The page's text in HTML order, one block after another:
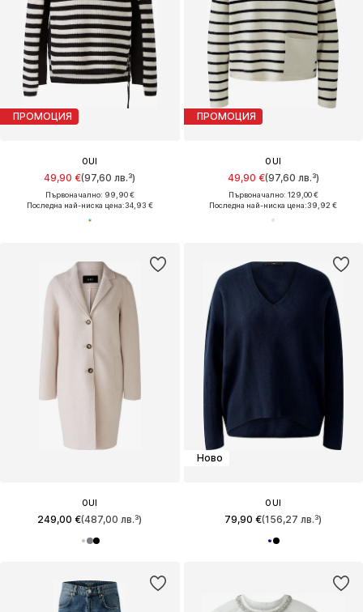
ПРОМОЦИЯ
OUI
49,90 €(97,60 лв.³)
Първоначално: 99,90 €
Последна най-ниска цена:34,93 €
ПРОМОЦИЯ
OUI
49,90 €(97,60 лв.³)
Първоначално: 129,00 €
Последна най-ниска цена:39,92 €
OUI
249,00 €(487,00 лв.³)
Ново
OUI
79,90 €(156,27 лв.³)